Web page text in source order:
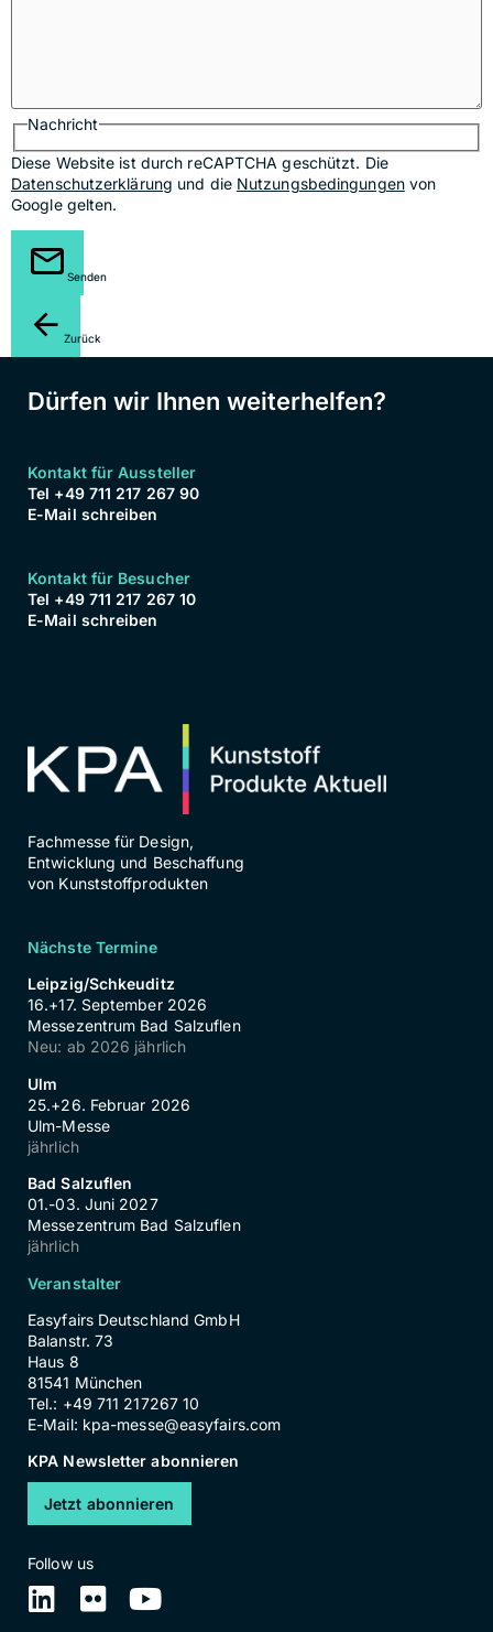
Nachricht
Diese Website ist durch reCAPTCHA geschützt. Die
Datenschutzerklärung und die Nutzungsbedingungenvon
Google gelten.
Senden
Zurück
Dürfen wir Ihnen weiterhelfen?
Kontakt für Aussteller
Tel +49 711 217 267 90
E-Mail schreiben
Kontakt für Besucher
Tel +49 711 217 267 10
E-Mail schreiben
Fachmesse für Design,
Entwicklung und Beschaffung
von Kunststoffprodukten
Nächste Termine
Leipzig/Schkeuditz
16.+17. September 2026
Messezentrum Bad Salzuflen
Neu: ab 2026 jährlich
Ulm
25.+26. Februar 2026
Ulm-Messe
jährlich
Bad Salzuflen
01.-03. Juni 2027
Messezentrum Bad Salzuflen
jährlich
Veranstalter
Easyfairs Deutschland GmbH
Balanstr. 73
Haus 8
81541 München
Tel.: +49 711 217267 10
E-Mail: kpa-messe@easyfairs.com
KPA Newsletter abonnieren
Jetzt abonnieren
Follow us